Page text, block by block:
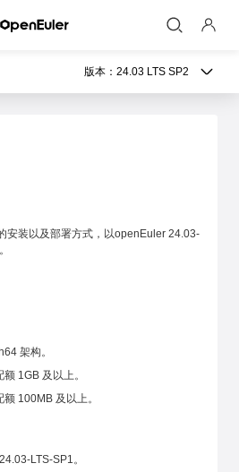
版本： 24.03 LTS SP2
安装以及部署方式，以openEuler 24.03-
架构。
1GB 及以上。
100MB 及以上。
LTS-SP1。